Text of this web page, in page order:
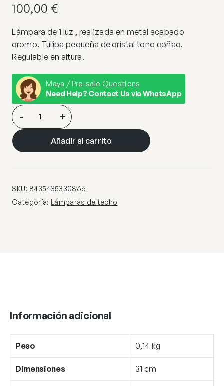
100,00 €
Lámpara de 1 luz , realizada en metal acabado
cromo. Tulipa pequeña de cristal tono coñac.
Regulable en altura.
Maya / Pre-sale Questions
Need Help? Contact Us via WhatsApp
OVILA-
LAMP
1L
COÑAC
- +
Añadir al carrito
SKU: 8435435330866
Categoría: Lámparas de techo
Información adicional
Peso 0,14 kg
Dimensiones 31 cm